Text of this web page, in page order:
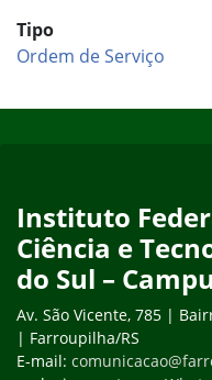
Tipo
Ordem de Serviço
Instituto
Ciência e
do Sul –
Av. São Vicente, 785 |
| Farroupilha/RS
E-mail: